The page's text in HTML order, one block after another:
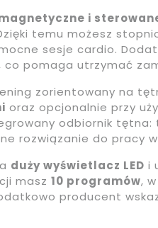
i
temu możesz
sesje cardio.
pomaga utrzymać
zorientowany na
oraz opcjonalnie przy
odbiornik tętna:
rozwiązanie do pracy
duży wyświetlacz LED i
masz 10 programów,
producent